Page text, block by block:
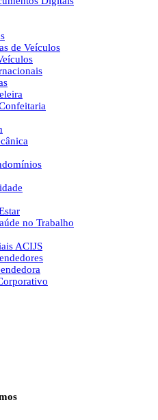
de Veículos
no Trabalho
ACIJS